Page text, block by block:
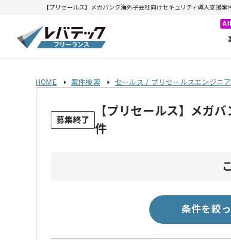
【プリセールス】メガバンク海外子会社向けセキュリティ導入支援
AI
HOME 案件検索 セールス / プリセールスエンジニ
募集終了
【プリセールス】メガ
件
条件を絞